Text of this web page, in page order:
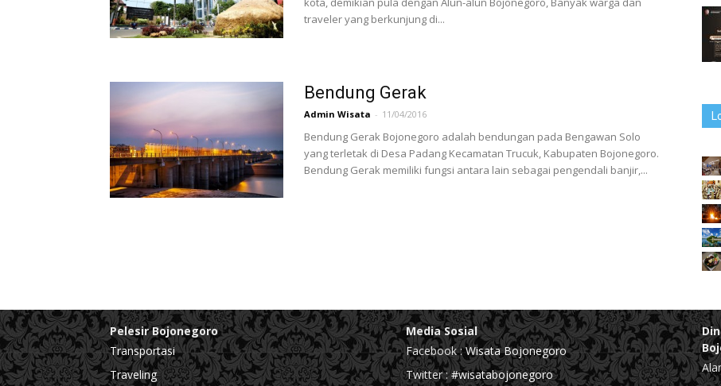
traveler yang berkunjung di...
Bendung Gerak
Admin Wisata - 11/04/2016
Bendung Gerak Bojonegoro adalah bendungan pada Bengawan Solo
yang terletak di Desa Padang Kecamatan Trucuk, Kabupaten Bojonegoro.
Bendung Gerak memiliki fungsi antara lain sebagai pengendali banjir,...
Pelesir Bojonegoro
Transportasi
Traveling
Media Sosial
Facebook :Wisata Bojonegoro
Twitter :#wisatabojonegoro